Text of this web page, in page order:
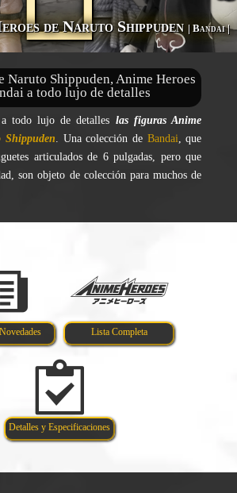
de Naruto Shippuden | Bandai |
Naruto Shippuden, Anime Heroes
a todo lujo de detalles
todo lujo de detalles las figuras Anime
Shippuden . Una colección de Bandai , que
articulados de 6 pulgadas, pero que
son objeto de colección para muchos de
Lista Completa
Detalles y Especificaciones